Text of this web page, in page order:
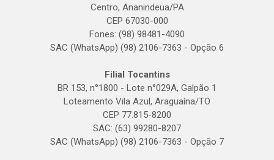
Centro, Ananindeua/PA
CEP 67030-000
Fones: (98) 98481-4090
SAC (WhatsApp) (98) 2106-7363 - Opção 6
Filial Tocantins
BR 153, n°1800 - Lote n°029A, Galpão 1
Loteamento Vila Azul, Araguaína/TO
CEP 77.815-8200
SAC: (63) 99280-8207
SAC (WhatsApp) (98) 2106-7363 - Opção 7